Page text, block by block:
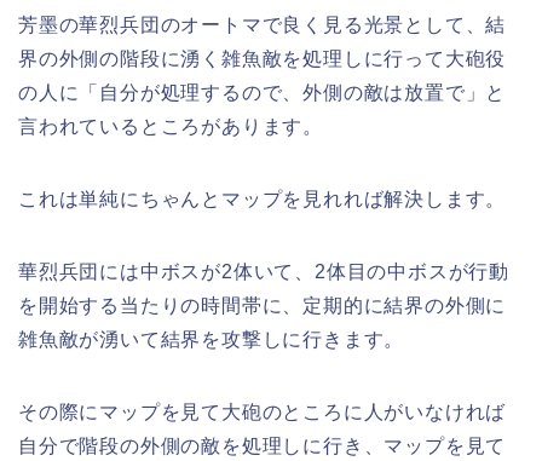
芳墨の華烈兵団のオートマで良く見る光景として、結
界の外側の階段に湧く雑魚敵を処理しに行って大砲役
の人に「自分が処理するので、外側の敵は放置で」と
言われているところがあります。
これは単純にちゃんとマップを見れれば解決します。
華烈兵団には中ボスが2体いて、2体目の中ボスが行動
を開始する当たりの時間帯に、定期的に結界の外側に
雑魚敵が湧いて結界を攻撃しに行きます。
その際にマップを見て大砲のところに人がいなければ
自分で階段の外側の敵を処理しに行き、マップを見て